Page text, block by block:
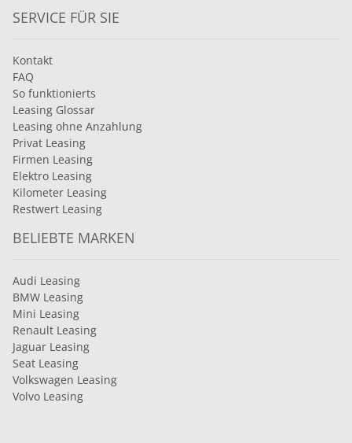
SERVICE FÜR SIE
Kontakt
FAQ
So funktionierts
Leasing Glossar
Leasing ohne Anzahlung
Privat Leasing
Firmen Leasing
Elektro Leasing
Kilometer Leasing
Restwert Leasing
BELIEBTE MARKEN
Audi Leasing
BMW Leasing
Mini Leasing
Renault Leasing
Jaguar Leasing
Seat Leasing
Volkswagen Leasing
Volvo Leasing